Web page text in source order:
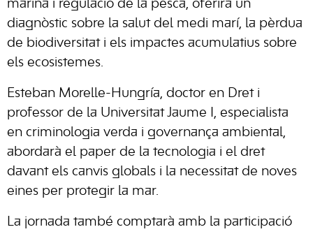
marina i regulació de la pesca, oferirà un
diagnòstic sobre la salut del medi marí, la pèrdua
de biodiversitat i els impactes acumulatius sobre
els ecosistemes.
Esteban Morelle-Hungría, doctor en Dret i
professor de la Universitat Jaume I, especialista
en criminologia verda i governança ambiental,
abordarà el paper de la tecnologia i el dret
davant els canvis globals i la necessitat de noves
eines per protegir la mar.
La jornada també comptarà amb la participació